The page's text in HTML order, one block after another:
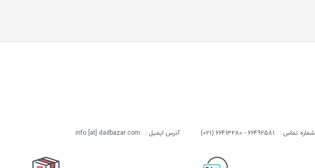
شماره تماس : 66492581 - 66413280 (021) آدرس ایمیل : info [at] dadbazar.com